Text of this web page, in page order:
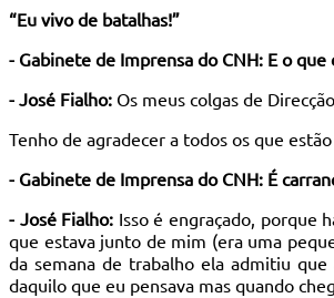
“Eu vivo de batalhas!”
- Gabinete de Imprensa do CNH: E o que
- José Fialho: Os meus colgas de
Tenho de agradecer a todos os que
- Gabinete de Imprensa do CNH: É
- José Fialho: Isso é engraçado, porque
que estava junto de mim (era uma
da semana de trabalho ela admitiu
daquilo que eu pensava mas quando